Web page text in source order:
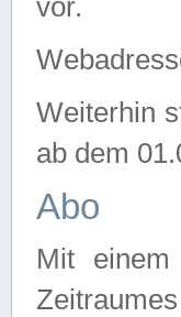
vor.
Weiterhin
ab dem
Abo
Mit einem